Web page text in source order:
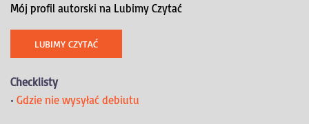
Mój profil autorski na Lubimy Czytać
LUBIMY CZYTAĆ
Checklisty
• Gdzie nie wysyłać debiutu